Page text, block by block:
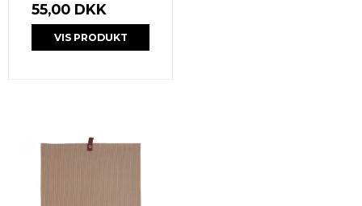
55,00 DKK
VIS PRODUKT